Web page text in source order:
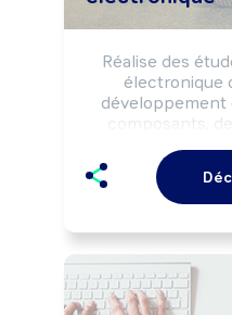
Réalise des
électronique
développement
composants,
Peut